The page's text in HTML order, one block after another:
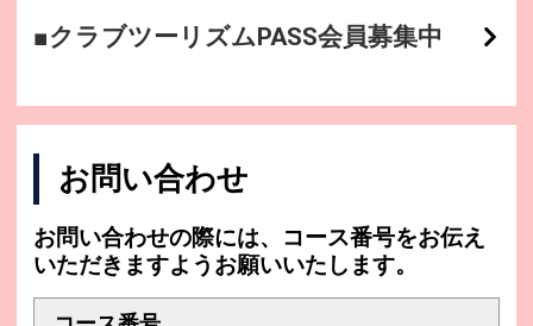
■クラブツーリズムPASS会員募集中
お問い合わせ
お問い合わせの際には、コース番号をお伝え
いただきますようお願いいたします。